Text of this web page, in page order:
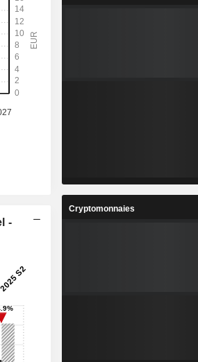
-
Cryptomonnaies